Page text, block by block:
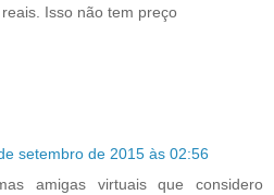
Isso não tem preço
setembro de 2015 às 02:56
amigas virtuais que considero